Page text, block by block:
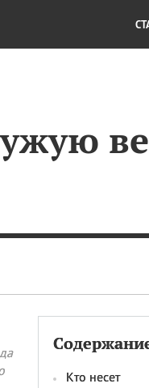
Кто несет